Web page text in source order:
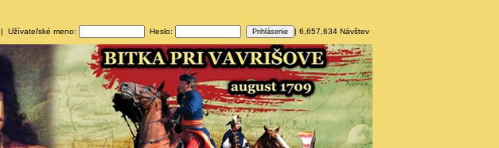
| Užívateľské meno: Heslo: | 6,657,634 Návštev